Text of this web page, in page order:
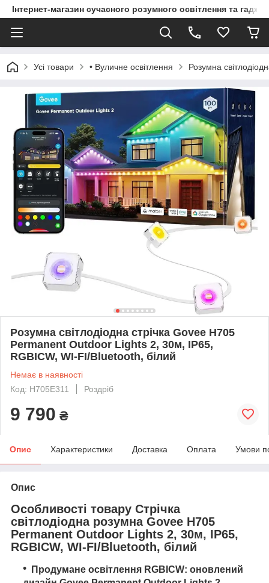
Інтернет-магазин сучасного розумного освітлення та
Усі товари • Вуличне освітлення Розумна
Розумна світлодіодна стрічка Govee H705
Permanent Outdoor Lights 2, 30м, IP65,
RGBICW, WI-FI/Bluetooth, білий
Немає в наявності
Код: H705E311
Роздріб
9 790 ₴
Опис Характеристики Доставка Оплата Умови
Опис
Особливості товару Стрічка
світлодіодна розумна Govee H705
Permanent Outdoor Lights 2, 30м, IP65,
RGBICW, WI-FI/Bluetooth, білий
Продумане освітлення RGBICW: оновлений